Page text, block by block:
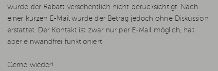
wurde der Rabatt versehentlich nicht berücksichtigt. Nach
einer kurzen E-Mail wurde der Betrag jedoch ohne Diskussion
erstattet. Der Kontakt ist zwar nur per E-Mail möglich, hat
aber einwandfrei funktioniert.
Gerne wieder!